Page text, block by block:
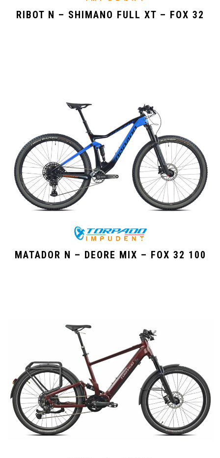
RIBOT N – SHIMANO FULL XT – FOX 32
MATADOR N – DEORE MIX – FOX 32 100